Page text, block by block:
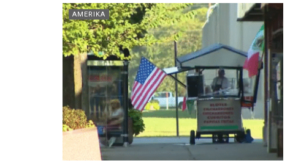
AMERIKA